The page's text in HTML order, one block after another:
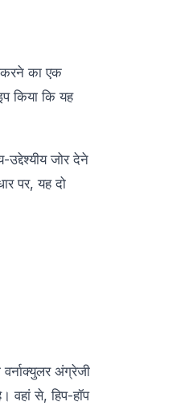
का एक
किया कि यह
जोर देने
पर, यह दो
अंग्रेजी
वहां से, हिप-हॉप